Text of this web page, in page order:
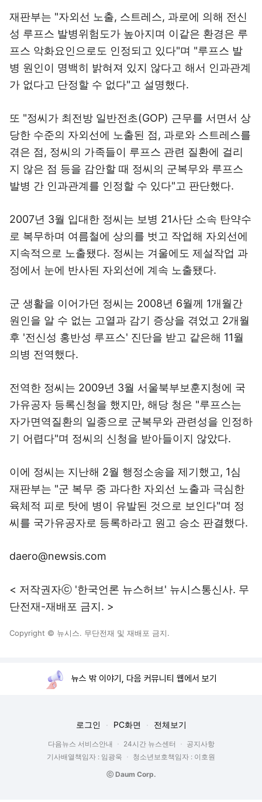
재판부는 "자외선 노출, 스트레스, 과로에 의해 전신
성 루프스 발병위험도가 높아지며 이같은 환경은 루
프스 악화요인으로도 인정되고 있다"며 "루프스 발
병 원인이 명백히 밝혀져 있지 않다고 해서 인과관계
가 없다고 단정할 수 없다"고 설명했다.
또 "정씨가 최전방 일반전초(GOP) 근무를 서면서 상
당한 수준의 자외선에 노출된 점, 과로와 스트레스를
겪은 점, 정씨의 가족들이 루프스 관련 질환에 걸리
지 않은 점 등을 감안할 때 정씨의 군복무와 루프스
발병 간 인과관계를 인정할 수 있다"고 판단했다.
2007년 3월 입대한 정씨는 보병 21사단 소속 탄약수
로 복무하며 여름철에 상의를 벗고 작업해 자외선에
지속적으로 노출됐다. 정씨는 겨울에도 제설작업 과
정에서 눈에 반사된 자외선에 계속 노출됐다.
군 생활을 이어가던 정씨는 2008년 6월께 1개월간
원인을 알 수 없는 고열과 감기 증상을 겪었고 2개월
후 '전신성 홍반성 루프스' 진단을 받고 같은해 11월
의병 전역했다.
전역한 정씨는 2009년 3월 서울북부보훈지청에 국
가유공자 등록신청을 했지만, 해당 청은 "루프스는
자가면역질환의 일종으로 군복무와 관련성을 인정하
기 어렵다"며 정씨의 신청을 받아들이지 않았다.
이에 정씨는 지난해 2월 행정소송을 제기했고, 1심
재판부는 "군 복무 중 과다한 자외선 노출과 극심한
육체적 피로 탓에 병이 유발된 것으로 보인다"며 정
씨를 국가유공자로 등록하라고 원고 승소 판결했다.
daero@newsis.com
< 저작권자ⓒ '한국언론 뉴스허브' 뉴시스통신사. 무
단전재-재배포 금지. >
Copyright © 뉴시스. 무단전재 및 재배포 금지.
뉴스 밖 이야기, 다음 커뮤니티 웹에서 보기
로그인 PC화면 전체보기
다음뉴스 서비스안내 24시간 뉴스센터
공지사항
기사배열책임자 : 임광욱
청소년보호책임자 : 이호원
ⓒ Daum Corp.